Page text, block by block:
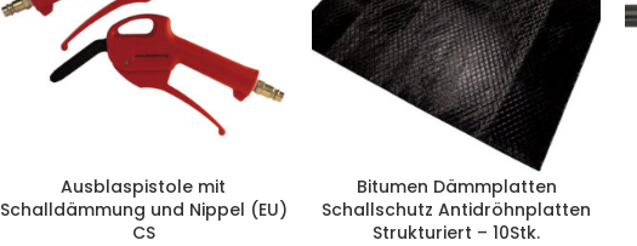
Ausblaspistole mit
Schalldämmung und Nippel (EU)
CS
Bitumen Dämmplatten
Schallschutz Antidröhnplatten
Strukturiert – 10Stk.